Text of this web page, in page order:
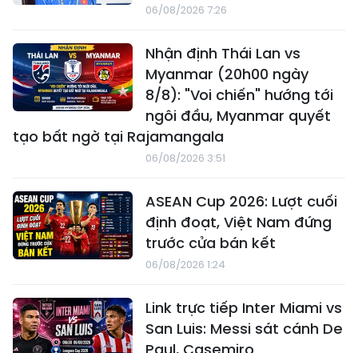
06/08/2026 7:26
Nhận định Thái Lan vs
Myanmar (20h00 ngày
8/8): "Voi chiến" hướng tới
ngôi đầu, Myanmar quyết
tạo bất ngờ tại Rajamangala
06/08/2026 3:51
ASEAN Cup 2026: Lượt cuối
định đoạt, Việt Nam đứng
trước cửa bán kết
06/08/2026 1:24
Link trực tiếp Inter Miami vs
San Luis: Messi sát cánh De